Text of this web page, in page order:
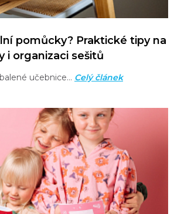
pomůcky? Praktické tipy na
i organizaci sešitů
učebnice… Celý článek